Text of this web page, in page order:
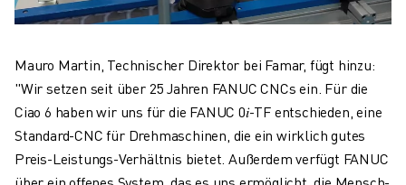
Mauro Martin, Technischer Direktor bei Famar, fügt hinzu:
"Wir setzen seit über 25 Jahren FANUC CNCs ein. Für die
Ciao 6 haben wir uns für die FANUC 0𝑖-TF entschieden, eine
Standard-CNC für Drehmaschinen, die ein wirklich gutes
Preis-Leistungs-Verhältnis bietet. Außerdem verfügt FANUC